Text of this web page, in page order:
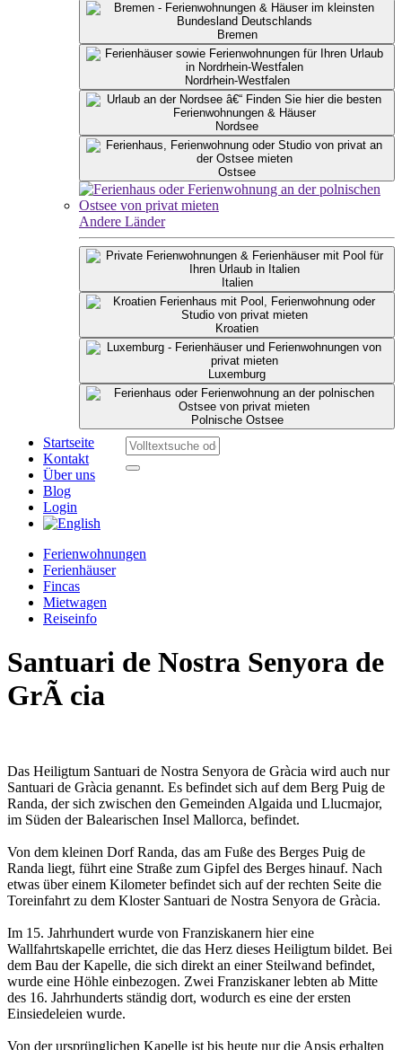
Bremen
Nordrhein-Westfalen
Nordsee
Ostsee
Andere Länder
Italien
Kroatien
Luxemburg
Polnische Ostsee
Startseite
Kontakt
Über uns
Blog
Login
Ferienwohnungen
Ferienhäuser
Fincas
Mietwagen
Reiseinfo
Santuari de Nostra Senyora de
GrÃ cia
Das Heiligtum Santuari de Nostra Senyora de Gràcia wird auch nur
Santuari de Gràcia genannt. Es befindet sich auf dem Berg Puig de
Randa, der sich zwischen den Gemeinden Algaida und Llucmajor,
im Süden der Balearischen Insel Mallorca, befindet.
Von dem kleinen Dorf Randa, das am Fuße des Berges Puig de
Randa liegt, führt eine Straße zum Gipfel des Berges hinauf. Nach
etwas über einem Kilometer befindet sich auf der rechten Seite die
Toreinfahrt zu dem Kloster Santuari de Nostra Senyora de Gràcia.
Im 15. Jahrhundert wurde von Franziskanern hier eine
Wallfahrtskapelle errichtet, die das Herz dieses Heiligtum bildet. Bei
dem Bau der Kapelle, die sich direkt an einer Steilwand befindet,
wurde eine Höhle einbezogen. Zwei Franziskaner lebten ab Mitte
des 16. Jahrhunderts ständig dort, wodurch es eine der ersten
Einsiedeleien wurde.
Von der ursprünglichen Kapelle ist bis heute nur die Apsis erhalten